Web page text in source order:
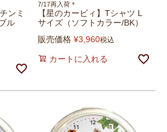
ンミ
ル
7/17再入荷＊
【星のカービィ】Tシャツ L
サイズ（ソフトカラー/BK）
販売価格 ¥3,960税込
カートに入れる